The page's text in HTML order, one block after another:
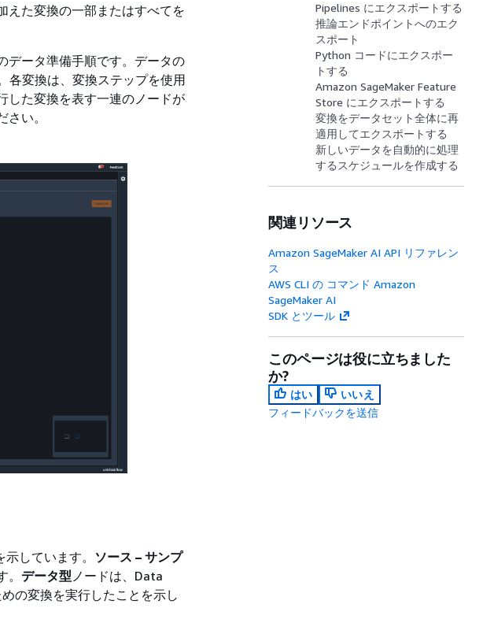
えた変換の一部またはすべてを
データ準備手順です。データの
各変換は、変換ステップを使用
した変換を表す一連のノードが
い。
しています。 ソース – サンプ
データ型 ノードは、Data
の変換を実行したことを示し
Pipelines にエクスポートする
推論エンドポイントへのエク
スポート
Python コードにエクスポー
トする
Amazon SageMaker Feature
Store にエクスポートする
変換をデータセット全体に再
適用してエクスポートする
新しいデータを自動的に処理
するスケジュールを作成する
関連リソース
Amazon SageMaker AI API リファレン
ス
AWS CLI の コマンド Amazon
SageMaker AI
SDK とツール
このページは役に立ちました
か?
はい
いいえ
フィードバックを送信